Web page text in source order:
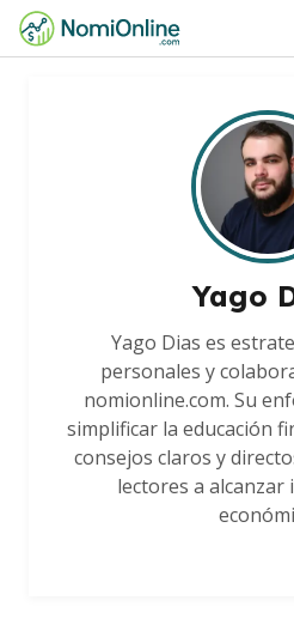
Yago
Yago Dias es
personales y
nomionline.com. Su
simplificar la educación
consejos claros y
lectores a alcanzar